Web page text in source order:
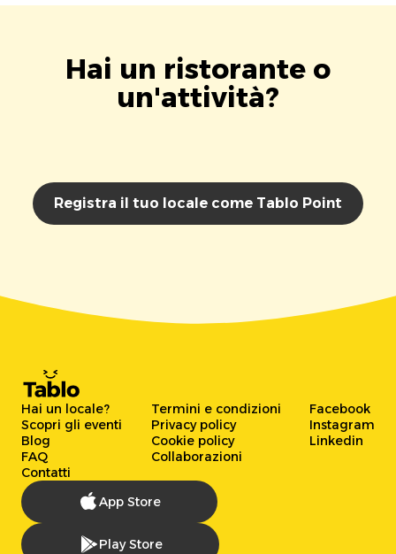
Hai un ristorante o
un'attività?
Registra il tuo locale come Tablo Point
Hai un locale?
Scopri gli eventi
Blog
FAQ
Contatti
Termini e condizioni
Privacy policy
Cookie policy
Collaborazioni
Facebook
Instagram
Linkedin
App Store
Play Store